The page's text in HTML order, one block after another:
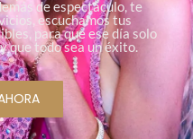
de espectáculo, te
escuchamos tus
para que ese día solo
que todo sea un éxito.